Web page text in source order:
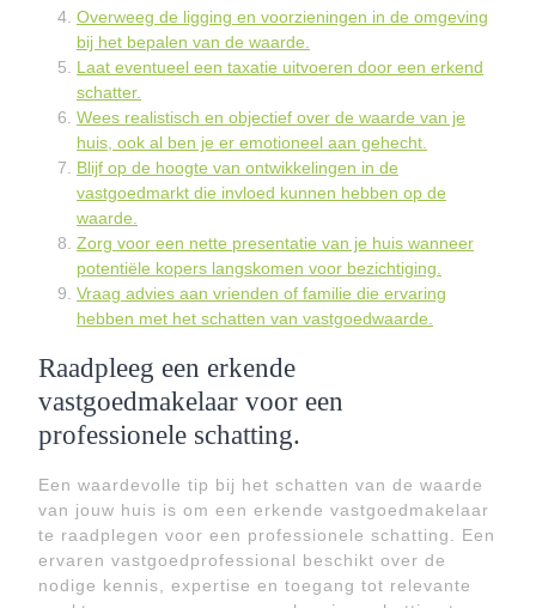
Overweeg de ligging en voorzieningen in de omgeving
bij het bepalen van de waarde.
Laat eventueel een taxatie uitvoeren door een erkend
schatter.
Wees realistisch en objectief over de waarde van je
huis, ook al ben je er emotioneel aan gehecht.
Blijf op de hoogte van ontwikkelingen in de
vastgoedmarkt die invloed kunnen hebben op de
waarde.
Zorg voor een nette presentatie van je huis wanneer
potentiële kopers langskomen voor bezichtiging.
Vraag advies aan vrienden of familie die ervaring
hebben met het schatten van vastgoedwaarde.
Raadpleeg een erkende
vastgoedmakelaar voor een
professionele schatting.
Een waardevolle tip bij het schatten van de waarde
van jouw huis is om een erkende vastgoedmakelaar
te raadplegen voor een professionele schatting. Een
ervaren vastgoedprofessional beschikt over de
nodige kennis, expertise en toegang tot relevante